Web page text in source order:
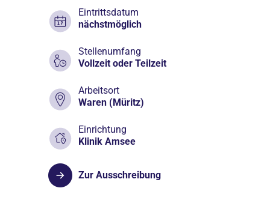
Eintrittsdatum
nächstmöglich
Stellenumfang
Vollzeit oder Teilzeit
Arbeitsort
Waren (Müritz)
Einrichtung
Klinik Amsee
Zur Ausschreibung